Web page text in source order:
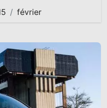
février